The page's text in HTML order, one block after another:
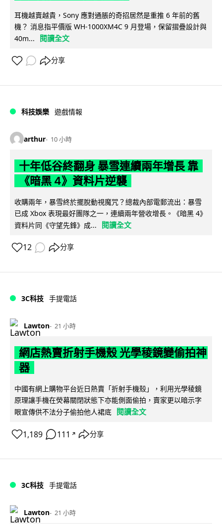
耳機越賣越貴，Sony 應對通脹的奇招居然是重推 6 年前的舊
機？ 消息指平價版 WH-1000XM4C 9 月登場，保留摺疊設計與
40m...
閱讀全文
分享
科技娛樂 遊戲情報
arthur 10 小時
十年低谷終翻身 暴雪連續兩年增長 靠
《暗黑 4》資料片逆襲
收購兩年，暴雪終於擺脫動視魔咒？總裁內部電郵流出：暴雪
已成 Xbox 表現最好團隊之一，連續兩年營收增長。《暗黑 4》
資料片同《守望先鋒》成...
閱讀全文
12 分享
3C科技 手提電話
Lawton 21 小時
網店熱賣折射手機殼 光學稜鏡變偷拍神
器
中國有網上購物平台近日熱賣「折射手機殼」，利用光學稜鏡
原理讓手機在熒幕關閉狀態下亦能側面偷拍，賣家更以暗示字
眼宣傳供不法分子偷拍他人裙底
閱讀全文
1,189 111 ↗ 分享
3C科技 手提電話
Lawton 21 小時